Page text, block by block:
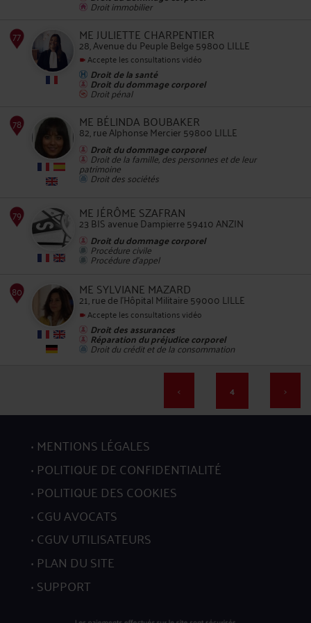
74
75
Droit immobilier
ME JULIETTE CHARPENTIER
28, Avenue du Peuple Belge 59800 LILLE
Accepte les consultations vidéo
Droit de la santé
Droit du dommage corporel
Droit pénal
ME BÉLINDA BOUBAKER
82, rue Alphonse Mercier 59800 LILLE
Droit du dommage corporel
Droit de la famille, des personnes et de leur
patrimoine
Droit des sociétés
ME JÉRÔME SZAFRAN
23 BIS avenue Dampierre 59410 ANZIN
Droit du dommage corporel
Procédure civile
Procédure d'appel
ME SYLVIANE MAZARD
21, rue de l'Hôpital Militaire 59000 LILLE
Accepte les consultations vidéo
Droit des assurances
Réparation du préjudice corporel
Droit du crédit et de la consommation
< 4 >
MENTIONS LÉGALES
POLITIQUE DE CONFIDENTIALITÉ
POLITIQUE DES COOKIES
CGU AVOCATS
CGUV UTILISATEURS
PLAN DU SITE
SUPPORT